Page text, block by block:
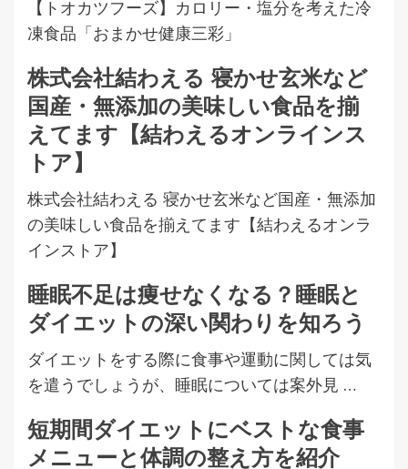
【トオカツフーズ】カロリー・塩分を考えた冷
凍食品「おまかせ健康三彩」
株式会社結わえる 寝かせ玄米など
国産・無添加の美味しい食品を揃
えてます【結わえるオンラインス
トア】
株式会社結わえる 寝かせ玄米など国産・無添加
の美味しい食品を揃えてます【結わえるオンラ
インストア】
睡眠不足は痩せなくなる？睡眠と
ダイエットの深い関わりを知ろう
ダイエットをする際に食事や運動に関しては気
を遣うでしょうが、睡眠については案外見 …
短期間ダイエットにベストな食事
メニューと体調の整え方を紹介